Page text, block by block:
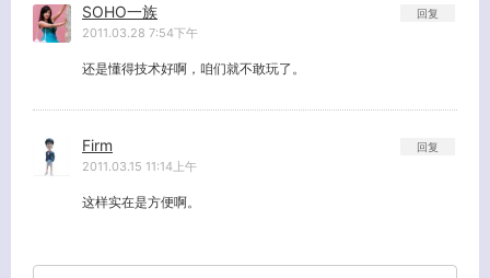
SOHO一族
2011.03.28 7:54下午
还是懂得技术好啊，咱们就不敢玩了。
回复
Firm
2011.03.15 11:14上午
这样实在是方便啊。
回复